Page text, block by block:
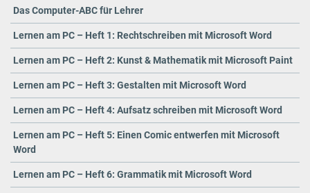
Das Computer-ABC für Lehrer
Lernen am PC – Heft 1: Rechtschreiben mit Microsoft Word
Lernen am PC – Heft 2: Kunst & Mathematik mit Microsoft Paint
Lernen am PC – Heft 3: Gestalten mit Microsoft Word
Lernen am PC – Heft 4: Aufsatz schreiben mit Microsoft Word
Lernen am PC – Heft 5: Einen Comic entwerfen mit Microsoft
Word
Lernen am PC – Heft 6: Grammatik mit Microsoft Word